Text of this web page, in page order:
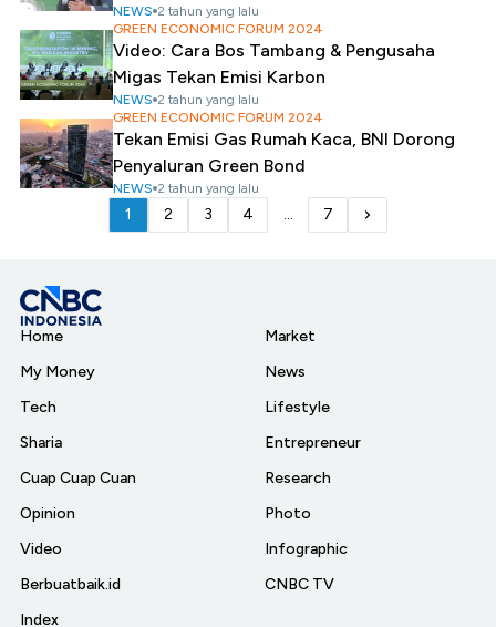
NEWS 2 tahun yang lalu
GREEN ECONOMIC FORUM 2024
Video: Cara Bos Tambang & Pengusaha
Migas Tekan Emisi Karbon
NEWS 2 tahun yang lalu
GREEN ECONOMIC FORUM 2024
Tekan Emisi Gas Rumah Kaca, BNI Dorong
Penyaluran Green Bond
NEWS 2 tahun yang lalu
1 2 3 4 ... 7
Home
My Money
Tech
Sharia
Cuap Cuap Cuan
Opinion
Video
Berbuatbaik.id
Index
Market
News
Lifestyle
Entrepreneur
Research
Photo
Infographic
CNBC TV